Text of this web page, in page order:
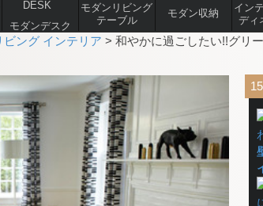
モダンデスク
モダンリビング
テーブル
モダン収納
イン
ディ
ビング インテリア > 和やかに過ごしたい!!グリ